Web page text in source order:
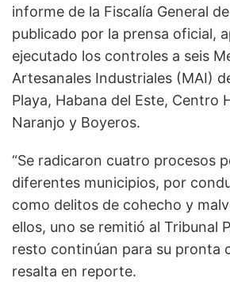
informe de la Fiscalía General
publicado por la prensa oficial,
ejecutado los controles a seis
Artesanales Industriales (MAI)
Playa, Habana del Este, Centro
Naranjo y Boyeros.
“Se radicaron cuatro procesos
diferentes municipios, por
como delitos de cohecho y
ellos, uno se remitió al Tribunal
resto continúan para su pronta
resalta en reporte.